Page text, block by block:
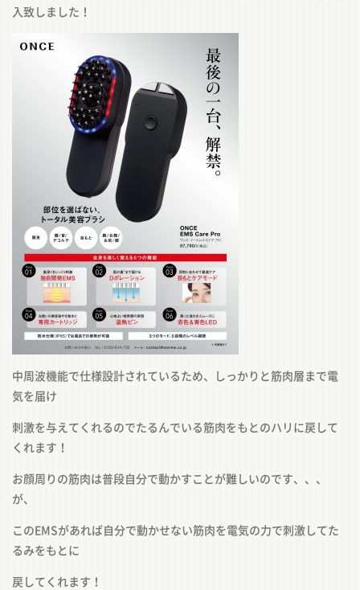
入致しました！
中周波機能で仕様設計されているため、しっかりと筋肉層まで電
気を届け
刺激を与えてくれるのでたるんでいる筋肉をもとのハリに戻して
くれます！
お顔周りの筋肉は普段自分で動かすことが難しいのです、、、
が、
このEMSがあれば自分で動かせない筋肉を電気の力で刺激してた
るみをもとに
戻してくれます！